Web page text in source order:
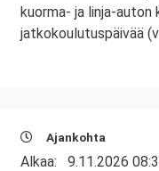
kuorma- ja linja-
jatkokoulutuspäivää
Ajankohta
Alkaa: 9.11.2026